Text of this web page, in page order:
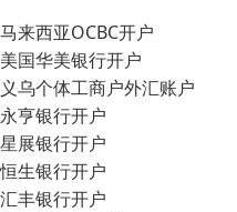
马来西亚OCBC开户
美国华美银行开户
义乌个体工商户外汇账户
永亨银行开户
星展银行开户
恒生银行开户
汇丰银行开户